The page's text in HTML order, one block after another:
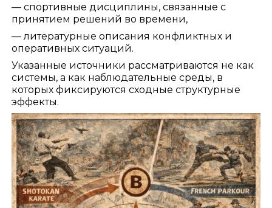
— спортивные дисциплины, связанные с
принятием решений во времени,
— литературные описания конфликтных и
оперативных ситуаций.
Указанные источники рассматриваются не как
системы, а как наблюдательные среды, в
которых фиксируются сходные структурные
эффекты.